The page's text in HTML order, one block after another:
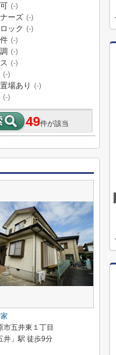
(-)
ーズ (-)
ック (-)
(-)
(-)
(-)
(-)
場あり (-)
(-)
49件が該当
市五井東１丁目
井」駅 徒歩9分